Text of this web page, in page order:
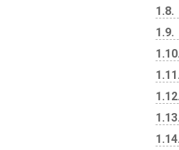
1.8
1.9
1.10
1.11
1.12
1.13
1.14